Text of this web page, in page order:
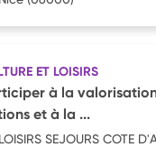
ET LOISIRS
à la
et à la ...
LOISIRS SEJOURS COTE